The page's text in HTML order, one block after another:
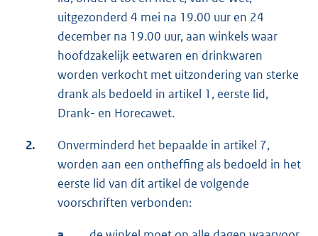
uitgezonderd 4 mei na 19.00 uur en 24
december na 19.00 uur, aan winkels waar
hoofdzakelijk eetwaren en drinkwaren
worden verkocht met uitzondering van sterke
drank als bedoeld in artikel 1, eerste lid,
Drank- en Horecawet.
2.
Onverminderd het bepaalde in artikel 7,
worden aan een ontheffing als bedoeld in het
eerste lid van dit artikel de volgende
voorschriften verbonden: